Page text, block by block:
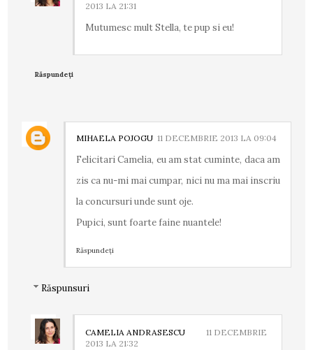
2013 LA 21:31
Mutumesc mult Stella, te pup si eu!
Răspundeți
MIHAELA POJOGU 11 DECEMBRIE 2013 LA 09:04
Felicitari Camelia, eu am stat cuminte, daca am
zis ca nu-mi mai cumpar, nici nu ma mai inscriu
la concursuri unde sunt oje.
Pupici, sunt foarte faine nuantele!
Răspundeți
Răspunsuri
CAMELIA ANDRASESCU
11 DECEMBRIE
2013 LA 21:32